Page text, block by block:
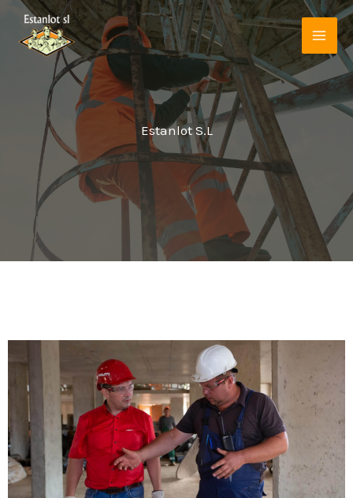
contenido
Estanlot S.L